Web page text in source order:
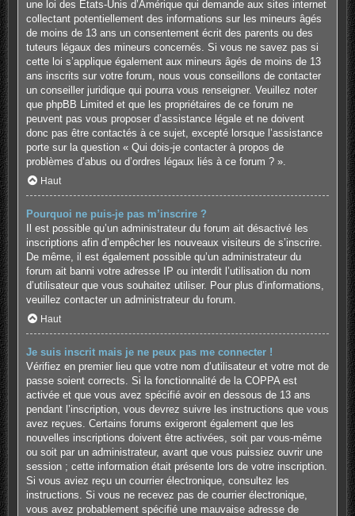
une loi des États-Unis d’Amérique qui demande aux sites internet
collectant potentiellement des informations sur les mineurs âgés
de moins de 13 ans un consentement écrit des parents ou des
tuteurs légaux des mineurs concernés. Si vous ne savez pas si
cette loi s’applique également aux mineurs âgés de moins de 13
ans inscrits sur votre forum, nous vous conseillons de contacter
un conseiller juridique qui pourra vous renseigner. Veuillez noter
que phpBB Limited et que les propriétaires de ce forum ne
peuvent pas vous proposer d’assistance légale et ne doivent
donc pas être contactés à ce sujet, excepté lorsque l’assistance
porte sur la question « Qui dois-je contacter à propos de
problèmes d’abus ou d’ordres légaux liés à ce forum ? ».
Haut
Pourquoi ne puis-je pas m’inscrire ?
Il est possible qu’un administrateur du forum ait désactivé les
inscriptions afin d’empêcher les nouveaux visiteurs de s’inscrire.
De même, il est également possible qu’un administrateur du
forum ait banni votre adresse IP ou interdit l’utilisation du nom
d’utilisateur que vous souhaitez utiliser. Pour plus d’informations,
veuillez contacter un administrateur du forum.
Haut
Je suis inscrit mais je ne peux pas me connecter !
Vérifiez en premier lieu que votre nom d’utilisateur et votre mot de
passe soient corrects. Si la fonctionnalité de la COPPA est
activée et que vous avez spécifié avoir en dessous de 13 ans
pendant l’inscription, vous devrez suivre les instructions que vous
avez reçues. Certains forums exigeront également que les
nouvelles inscriptions doivent être activées, soit par vous-même
ou soit par un administrateur, avant que vous puissiez ouvrir une
session ; cette information était présente lors de votre inscription.
Si vous aviez reçu un courrier électronique, consultez les
instructions. Si vous ne recevez pas de courrier électronique,
vous avez probablement spécifié une mauvaise adresse de